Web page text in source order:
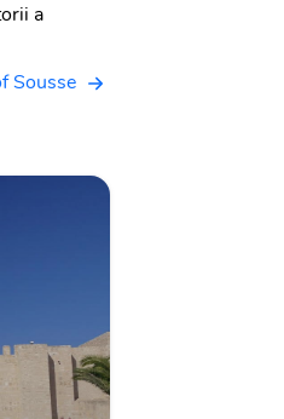
a
Sousse